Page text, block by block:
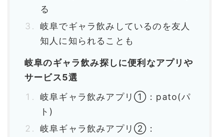
る
岐阜でギャラ飲みしているのを友人
知人に知られることも
岐阜のギャラ飲み探しに便利なアプリや
サービス5選
岐阜ギャラ飲みアプリ①：pato(パ
ト)
岐阜ギャラ飲みアプリ②：